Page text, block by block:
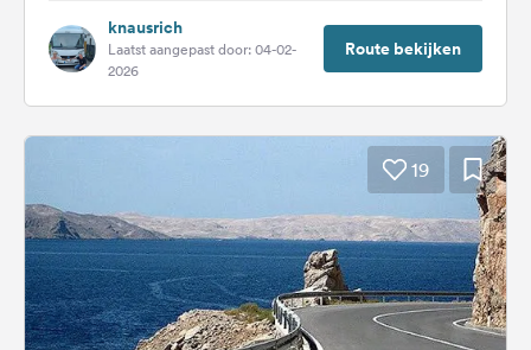
knausrich
Laatst aangepast door: 04-02-
2026
Route bekijken
19